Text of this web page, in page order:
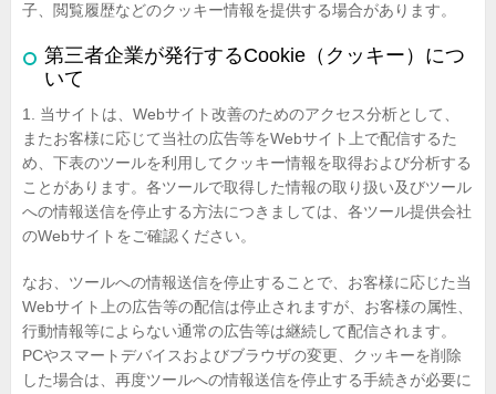
子、閲覧履歴などのクッキー情報を提供する場合があります。
第三者企業が発行するCookie（クッキー）につ
いて
1. 当サイトは、Webサイト改善のためのアクセス分析として、
またお客様に応じて当社の広告等をWebサイト上で配信するた
め、下表のツールを利用してクッキー情報を取得および分析する
ことがあります。各ツールで取得した情報の取り扱い及びツール
への情報送信を停止する方法につきましては、各ツール提供会社
のWebサイトをご確認ください。
なお、ツールへの情報送信を停止することで、お客様に応じた当
Webサイト上の広告等の配信は停止されますが、お客様の属性、
行動情報等によらない通常の広告等は継続して配信されます。
PCやスマートデバイスおよびブラウザの変更、クッキーを削除
した場合は、再度ツールへの情報送信を停止する手続きが必要に